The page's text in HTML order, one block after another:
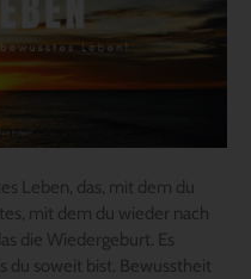
Leben, das, mit dem du
mit dem du wieder nach
die Wiedergeburt. Es
du soweit bist. Bewusstheit